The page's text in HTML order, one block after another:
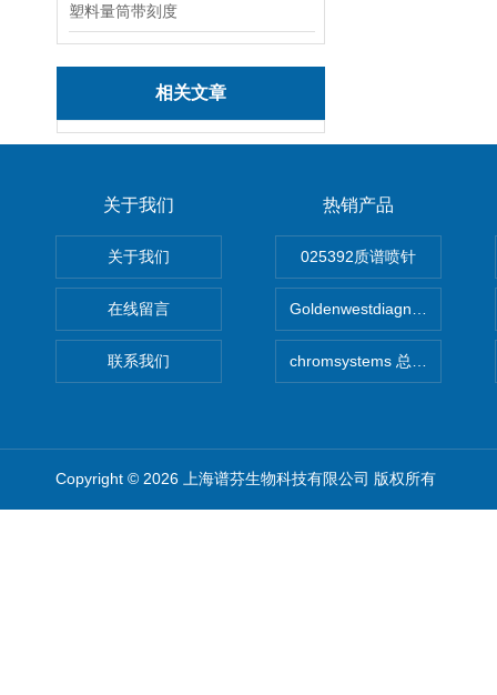
塑料量筒带刻度
相关文章
关于我们
关于我们
在线留言
联系我们
热销产品
025392质谱喷针
Goldenwestdiagnostics总代
chromsystems 总代理
Copyright © 2026 上海谱芬生物科技有限公司 版权所有